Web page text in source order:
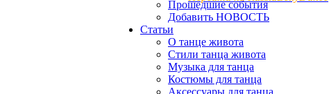
Прошедшие события
Добавить НОВОСТЬ
Статьи
О танце живота
Стили танца живота
Музыка для танца
Костюмы для танца